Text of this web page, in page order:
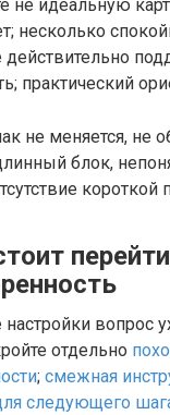
не идеальную
несколько
практический
не меняется, не
блок,
короткой
настройки
отдельно
; смежная
следующего